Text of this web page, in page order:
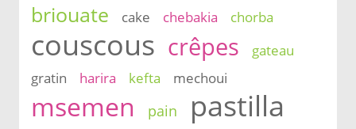
briouate cake chebakia chorba
couscous crêpes
gateau
gratin
harira kefta mechoui
msemen pain pastilla